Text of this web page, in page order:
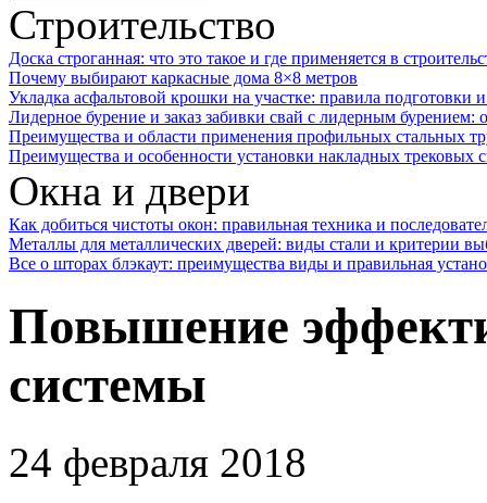
Строительство
Доска строганная: что это такое и где применяется в
Почему выбирают каркасные дома 8×8 метров
Укладка асфальтовой крошки на участке: правила подготовки
Лидерное бурение и заказ забивки свай с лидерным бурением:
Преимущества и области применения профильных стальных
Преимущества и особенности установки накладных трековых
Окна и двери
Как добиться чистоты окон: правильная техника и
Металлы для металлических дверей: виды стали и критерии
Все о шторах блэкаут: преимущества виды и правильная
Повышение
системы
24 февраля 2018